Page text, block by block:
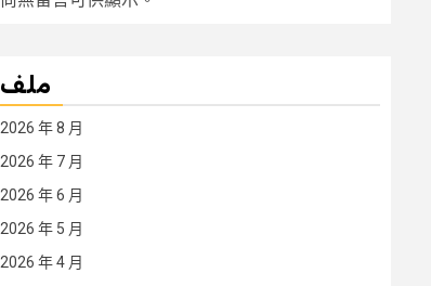
ملف
2026 年 8 月
2026 年 7 月
2026 年 6 月
2026 年 5 月
2026 年 4 月